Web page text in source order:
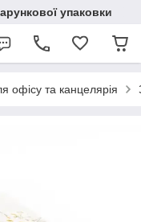
упаковки
офісу та канцелярія